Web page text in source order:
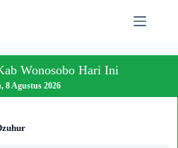
Wonosobo Hari Ini
8 Agustus 2026